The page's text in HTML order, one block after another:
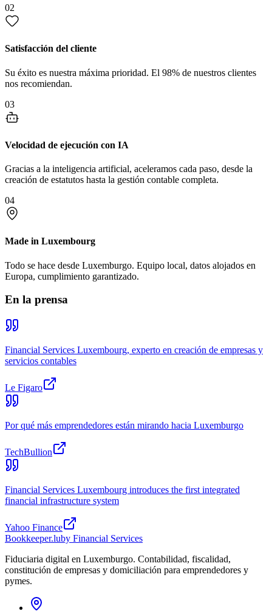
02
Satisfacción del cliente
Su éxito es nuestra máxima prioridad. El 98% de nuestros clientes
nos recomiendan.
03
Velocidad de ejecución con IA
Gracias a la inteligencia artificial, aceleramos cada paso, desde la
creación de estatutos hasta la gestión contable completa.
04
Made in Luxembourg
Todo se hace desde Luxemburgo. Equipo local, datos alojados en
Europa, cumplimiento garantizado.
En la prensa
Financial Services Luxembourg, experto en creación de empresas y
servicios contables
Le Figaro
Por qué más emprendedores están mirando hacia Luxemburgo
TechBullion
Financial Services Luxembourg introduces the first integrated
financial infrastructure system
Yahoo Finance
Bookkeeper.luby Financial Services
Fiduciaria digital en Luxemburgo. Contabilidad, fiscalidad,
constitución de empresas y domiciliación para emprendedores y
pymes.